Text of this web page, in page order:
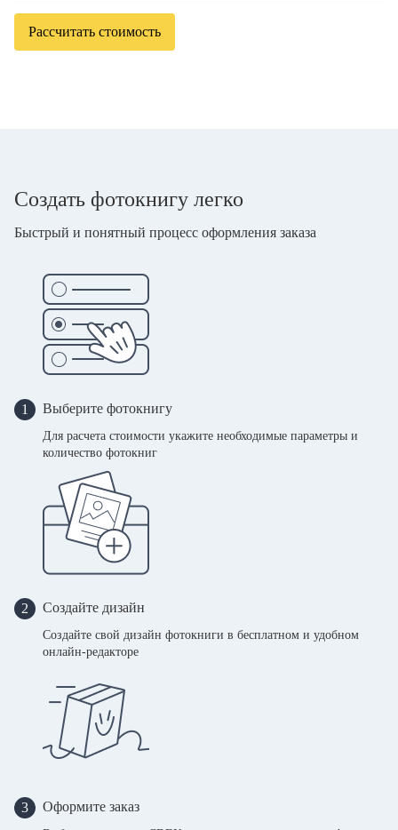
Рассчитать стоимость
Создать фотокнигу легко
Быстрый и понятный процесс оформления заказа
1 Выберите фотокнигу
Для расчета стоимости укажите необходимые параметры и
количество фотокниг
2 Создайте дизайн
Создайте свой дизайн фотокниги в бесплатном и удобном
онлайн-редакторе
3 Оформите заказ